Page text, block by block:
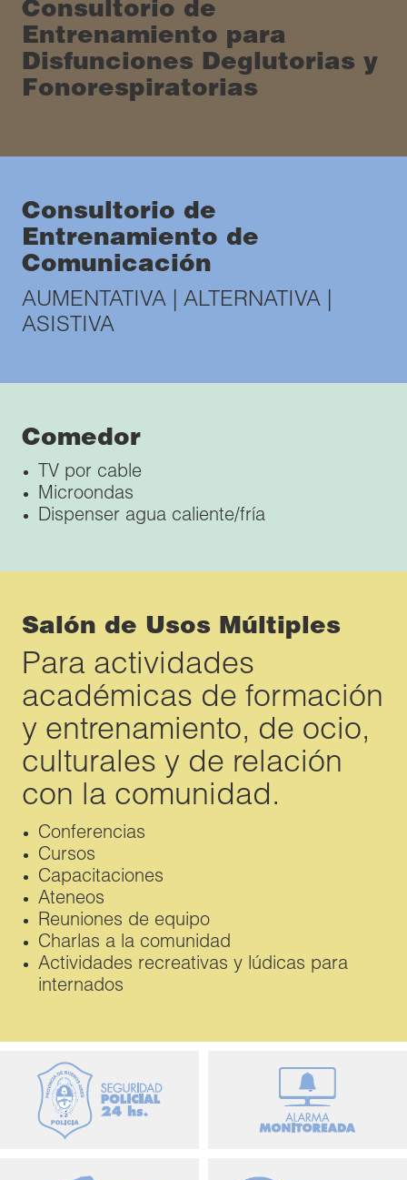
Consultorio de
Entrenamiento para
Disfunciones Deglutorias y
Fonorespiratorias
Consultorio de
Entrenamiento de
Comunicación
AUMENTATIVA | ALTERNATIVA |
ASISTIVA
Comedor
TV por cable
Microondas
Dispenser agua caliente/fría
Salón de Usos Múltiples
Para actividades
académicas de formación
y entrenamiento, de ocio,
culturales y de relación
con la comunidad.
Conferencias
Cursos
Capacitaciones
Ateneos
Reuniones de equipo
Charlas a la comunidad
Actividades recreativas y lúdicas para
internados